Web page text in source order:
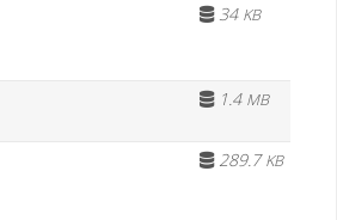
34 KB
1.4 MB
289.7KB